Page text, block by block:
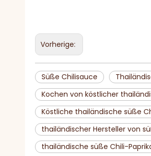
Vorherige:
Süße Chilisauce
Kochen von köstlicher
Köstliche thailändische süße
thailändischer Hersteller von
thailändische süße Chili-